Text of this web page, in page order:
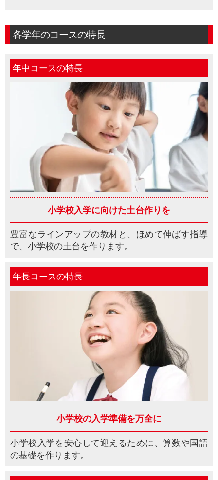
各学年のコースの特長
年中コースの特長
小学校入学に向けた土台作りを
豊富なラインアップの教材と、ほめて伸ばす指導
で、小学校の土台を作ります。
年長コースの特長
小学校の入学準備を万全に
小学校入学を安心して迎えるために、算数や国語
の基礎を作ります。